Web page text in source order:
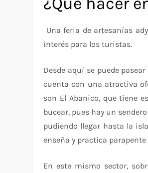
Una feria de artesanías
interés para los turistas.
Desde aquí se puede
cuenta con una atractiva
son El Abanico, que tiene
bucear, pues hay un
pudiendo llegar hasta la
enseña y practica
En este mismo sector,